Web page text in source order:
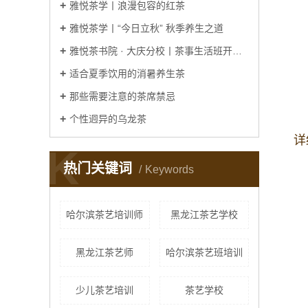
雅悦茶学丨浪漫包容的红茶
雅悦茶学丨“今日立秋” 秋季养生之道
雅悦茶书院 · 大庆分校丨茶事生活班开课啦
适合夏季饮用的消暑养生茶
那些需要注意的茶席禁忌
个性迥异的乌龙茶
热门关键词 Keywords
K
哈尔滨茶艺培训师 黑龙江茶艺学校
黑龙江茶艺师 哈尔滨茶艺班培训
少儿茶艺培训 茶艺学校